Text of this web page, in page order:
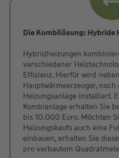
Die Kombilösung: Hybride
Hybridheizungen
verschiedener
Effizienz. Hierfür wird
Hauptwärmeerzeuger,
Heizungsanlage installiert.
Kombianlage erhalten Sie
bis 10.000 Euro. Möchten
Heizungskaufs auch eine
einbauen, erhalten Sie
pro verbautem